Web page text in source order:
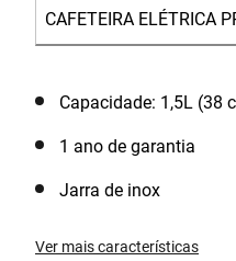
Capacidade: 1,5L (38
1 ano de garantia
Jarra de inox
Ver mais características